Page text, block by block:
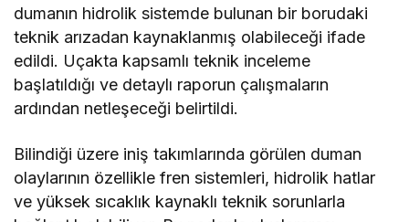
dumanın hidrolik sistemde bulunan bir borudaki
teknik arızadan kaynaklanmış olabileceği ifade
edildi. Uçakta kapsamlı teknik inceleme
başlatıldığı ve detaylı raporun çalışmaların
ardından netleşeceği belirtildi.
Bilindiği üzere iniş takımlarında görülen duman
olaylarının özellikle fren sistemleri, hidrolik hatlar
ve yüksek sıcaklık kaynaklı teknik sorunlarla